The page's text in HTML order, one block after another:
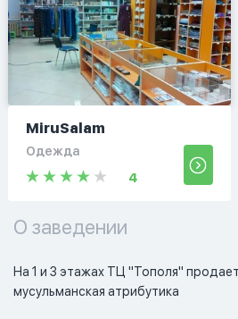
MiruSalam
Одежда
4
О заведении
На 1 и 3 этажах ТЦ "Тополя"
мусульманская атрибутика